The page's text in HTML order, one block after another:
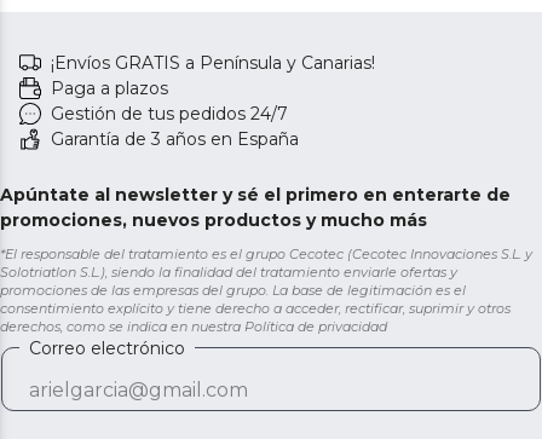
¡Envíos GRATIS a Península y Canarias!
Paga a plazos
Gestión de tus pedidos 24/7
Garantía de 3 años en España
Apúntate al newsletter y sé el primero en enterarte de
promociones, nuevos productos y mucho más
*El responsable del tratamiento es el grupo Cecotec (Cecotec Innovaciones S.L. y
Solotriatlon S.L.), siendo la finalidad del tratamiento enviarle ofertas y
promociones de las empresas del grupo. La base de legitimación es el
consentimiento explícito y tiene derecho a acceder, rectificar, suprimir y otros
derechos, como se indica en nuestra Política de privacidad
Correo electrónico